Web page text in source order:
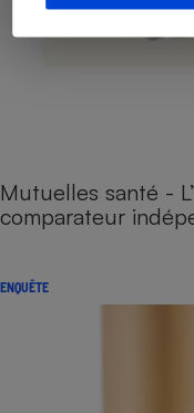
Mutuelles santé -
comparateur
ENQUÊTE